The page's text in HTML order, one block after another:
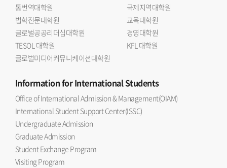
통번역대학원
국제지역대학원
법학전문대학원
교육대학원
글로벌공공리더십대학원
경영대학원
TESOL 대학원
KFL 대학원
글로벌미디어커뮤니케이션대학원
Informationfor International Students
Office of International Admission & Management(OIAM)
International Student Support Center(ISSC)
Undergraduate Admission
Graduate Admission
Student Exchange Program
Visiting Program